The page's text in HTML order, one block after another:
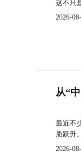
这不只
2026-
从“
最近不
质跃升
2026-